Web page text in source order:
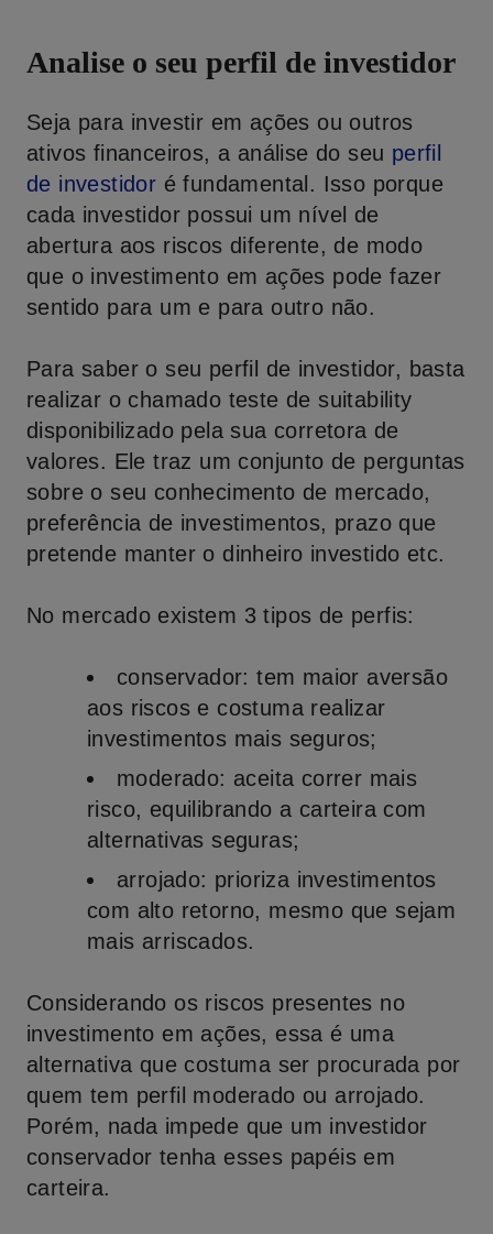
Analise o seu perfil de investidor
Seja para investir em ações ou outros
ativos financeiros, a análise do seu perfil
de investidor é fundamental. Isso porque
cada investidor possui um nível de
abertura aos riscos diferente, de modo
que o investimento em ações pode fazer
sentido para um e para outro não.
Para saber o seu perfil de investidor, basta
realizar o chamado teste de suitability
disponibilizado pela sua corretora de
valores. Ele traz um conjunto de perguntas
sobre o seu conhecimento de mercado,
preferência de investimentos, prazo que
pretende manter o dinheiro investido etc.
No mercado existem 3 tipos de perfis:
conservador: tem maior aversão
aos riscos e costuma realizar
investimentos mais seguros;
moderado: aceita correr mais
risco, equilibrando a carteira com
alternativas seguras;
arrojado: prioriza investimentos
com alto retorno, mesmo que sejam
mais arriscados.
Considerando os riscos presentes no
investimento em ações, essa é uma
alternativa que costuma ser procurada por
quem tem perfil moderado ou arrojado.
Porém, nada impede que um investidor
conservador tenha esses papéis em
carteira.